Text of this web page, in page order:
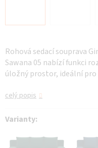
Rohová sedací souprava
Sawana 05 nabízí funkci
úložný prostor, ideální
celý popis
Varianty: